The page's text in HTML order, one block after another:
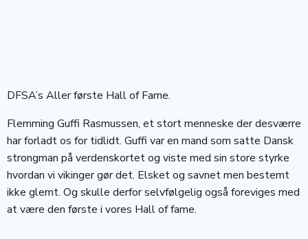
DFSA’s Aller første Hall of Fame.
Flemming Guffi Rasmussen, et stort menneske der desværre
har forladt os for tidlidt. Guffi var en mand som satte Dansk
strongman på verdenskortet og viste med sin store styrke
hvordan vi vikinger gør det. Elsket og savnet men bestemt
ikke glemt. Og skulle derfor selvfølgelig også foreviges med
at være den første i vores Hall of fame.